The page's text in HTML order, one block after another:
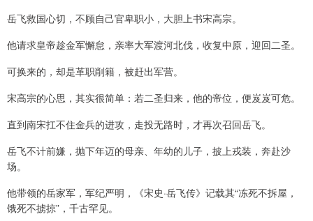
岳飞救国心切，不顾自己官卑职小，大胆上书宋高宗。
他请求皇帝趁金军懈怠，亲率大军渡河北伐，收复中原，迎回二圣。
可换来的，却是革职削籍，被赶出军营。
宋高宗的心思，其实很简单：若二圣归来，他的帝位，便岌岌可危。
直到南宋扛不住金兵的进攻，走投无路时，才再次召回岳飞。
岳飞不计前嫌，抛下年迈的母亲、年幼的儿子，披上戎装，奔赴沙
场。
他带领的岳家军，军纪严明，《宋史·岳飞传》记载其“冻死不拆屋，
饿死不掳掠”，千古罕见。